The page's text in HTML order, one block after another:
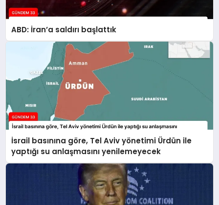
ABD: İran’a saldırı başlattık
İsrail basınına göre, Tel Aviv yönetimi Ürdün ile
yaptığı su anlaşmasını yenilemeyecek